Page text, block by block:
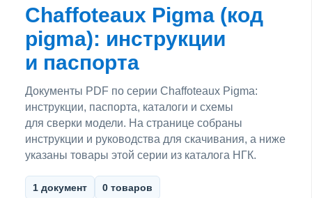
Chaffoteaux Pigma (код
pigma): инструкции
и паспорта
Документы PDF по серии Chaffoteaux Pigma:
инструкции, паспорта, каталоги и схемы
для сверки модели. На странице собраны
инструкции и руководства для скачивания, а ниже
указаны товары этой серии из каталога НГК.
1 документ 0 товаров